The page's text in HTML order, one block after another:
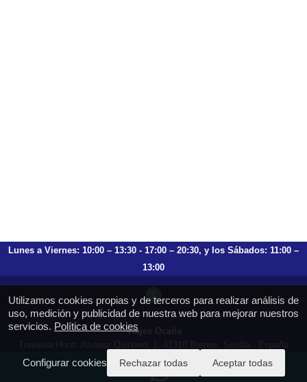
Utilizamos cookies propias y de terceros para realizar análisis de
uso, medición y publicidad de nuestra web para mejorar nuestros
servicios. Política de cookies
Configurar cookies Rechazar todas Aceptar todas
Lunes a Viernes: 10:00 – 13:30 - 17:00 – 20:30, y los Sábados: 11:00 –
13:00
Viajes Ocaña
T.: 659 753 504 954 797 472